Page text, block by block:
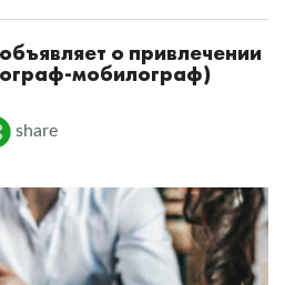
о привлечении
мобилограф)
Поделиться
share